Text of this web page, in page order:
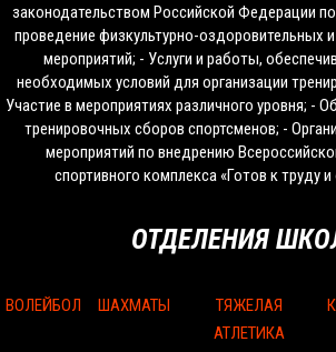
законодательством Российской Федерации
проведение физкультурно-оздоровительных
мероприятий; - Услуги и работы,
необходимых условий для организации
Участие в мероприятиях различного уровня; -
тренировочных сборов спортсменов; -
мероприятий по внедрению
спортивного комплекса «Готов к труду
ОТДЕЛЕНИЯ
ВОЛЕЙБОЛ ШАХМАТЫ
ТЯЖЕЛАЯ
АТЛЕТИКА